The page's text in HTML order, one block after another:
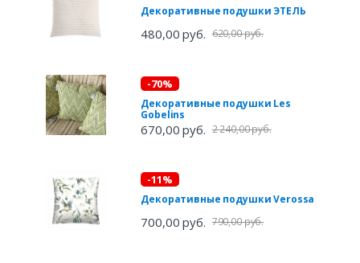
Декоративные подушки ЭТЕЛЬ
480,00 руб. 620,00 руб.
-70%
Декоративные подушки Les
Gobelins
670,00 руб. 2 240,00 руб.
-11%
Декоративные подушки Verossa
700,00 руб. 790,00 руб.